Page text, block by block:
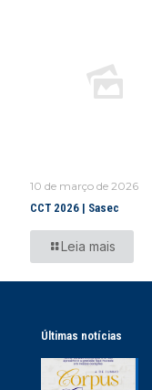
10 de março de 2026
CCT 2026 | Sasec
Leia mais
Últimas notícias